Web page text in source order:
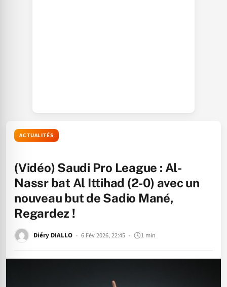
ACTUALITÉS
(Vidéo) Saudi Pro League : Al-
Nassr bat Al Ittihad (2-0) avec un
nouveau but de Sadio Mané,
Regardez !
Diéry DIALLO 6 Fév 2026, 22:45 1 min